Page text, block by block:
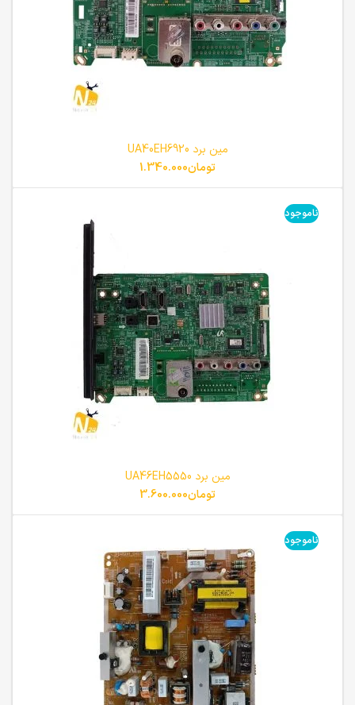
مین برد UA40EH6920
تومان1.340.000
ناموجود
مین برد UA46EH5550
تومان3.600.000
ناموجود